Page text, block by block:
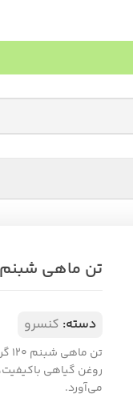
تن ماهی شبنم 120g
دسته: کنسرو
روغن گیاهی
می‌آورد.